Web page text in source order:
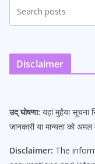
Disclaimer
उद् घोषणा: यहां मुहैया सूचना
जानकारी या मान्यता को
Disclaimer: The